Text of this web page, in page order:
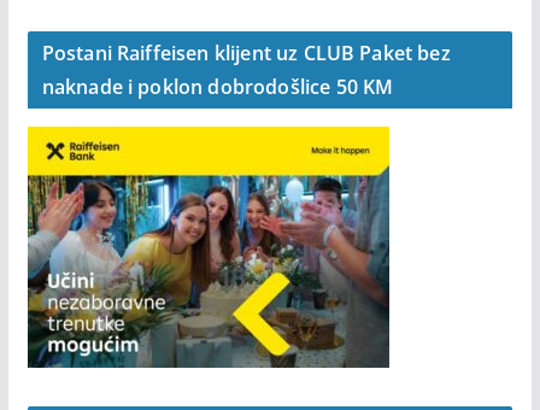
Postani Raiffeisen klijent uz CLUB Paket bez
naknade i poklon dobrodošlice 50 KM